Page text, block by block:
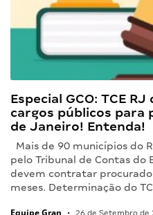
Especial GCO: TCE
cargos públicos para
de Janeiro! Entenda!
Mais de 90 municípios do
pelo Tribunal de Contas do
devem contratar
meses. Determinação do
Equipe Gran • 26 de Setembro de